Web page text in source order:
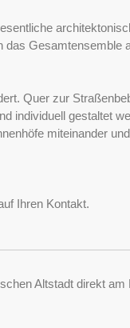
das Gesamtensemble
Quer zur
individuell gestaltet
miteinander
Ihren Kontakt.
Altstadt direkt am